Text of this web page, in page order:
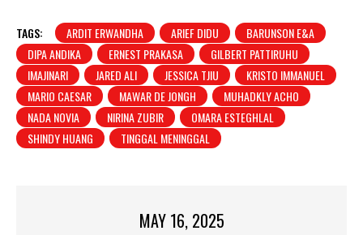
TAGS: ARDIT ERWANDHA ARIEF DIDU
BARUNSON E&A
DIPA ANDIKA
ERNEST PRAKASA
GILBERT PATTIRUHU
IMAJINARI
JARED ALI JESSICA TJIU
KRISTO IMMANUEL
MARIO CAESAR
MAWAR DE JONGH
MUHADKLY ACHO
NADA NOVIA
NIRINA ZUBIR
OMARA ESTEGHLAL
SHINDY HUANG
TINGGAL MENINGGAL
MAY 16, 2025